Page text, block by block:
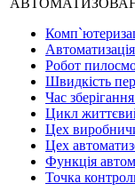
Автоматизація
Робот
Швидкість
Час
Цикл
Цех
Цех
Функція
Точка